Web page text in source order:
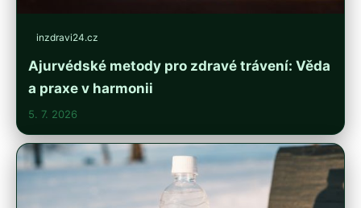
inzdravi24.cz
Ajurvédské metody pro zdravé trávení: Věda
a praxe v harmonii
5. 7. 2026